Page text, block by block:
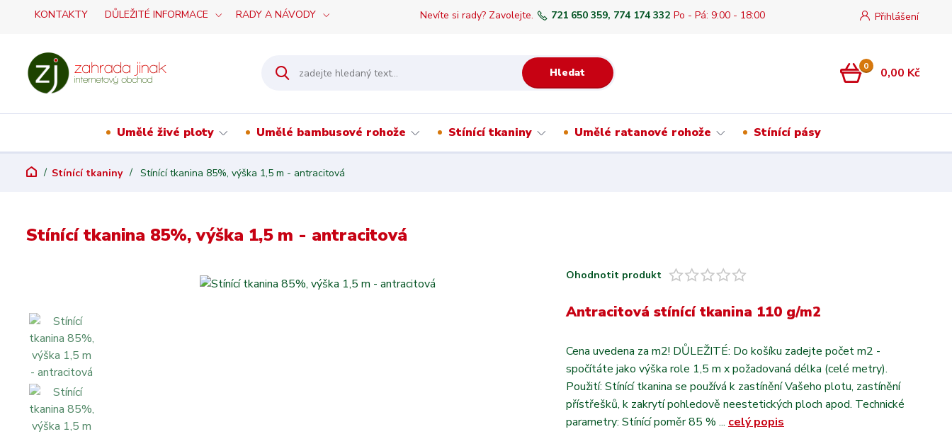
KONTAKTY DŮLEŽITÉ INFORMACE RADY A NÁVODY Přihlášení
Hledat
Nevíte si rady? Zavolejte. 721 650 359, 774 174 332 Po - Pá: 9:00 - 18:00
0 0,00 Kč
Umělé živé ploty Umělé bambusové rohože Stínící tkaniny Umělé ratanové rohože Stínící pásy
Stínící tkaniny Stínící tkanina 85%, výška 1,5 m - antracitová
Stínící tkanina 85%, výška 1,5 m - antracitová
Ohodnotit produkt
Antracitová stínící tkanina 110 g/m2
Cena uvedena za m2! DŮLEŽITÉ: Do košíku zadejte počet m2 -
spočítáte jako výška role 1,5 m x požadovaná délka (celé metry).
Použití: Stínící tkanina se používá k zastínění Vašeho plotu, zastínění
přístřešků, k zakrytí pohledově neestetických ploch apod. Technické
parametry: Stínící poměr 85 % ... celý popis